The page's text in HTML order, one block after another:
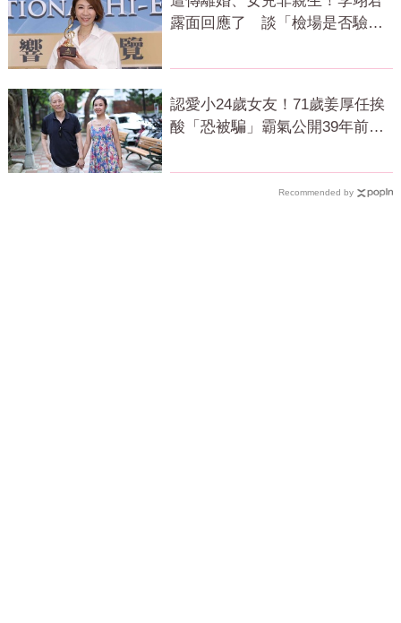
露面回應了 談「檢場是否驗
認愛小24歲女友！71歲姜厚任挨
酸「恐被騙」霸氣公開39年前鐵
Recommended by